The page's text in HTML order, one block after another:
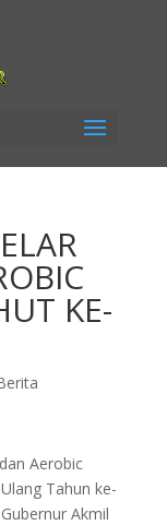
KE-
Aerobic
Tahun ke-
Akmil